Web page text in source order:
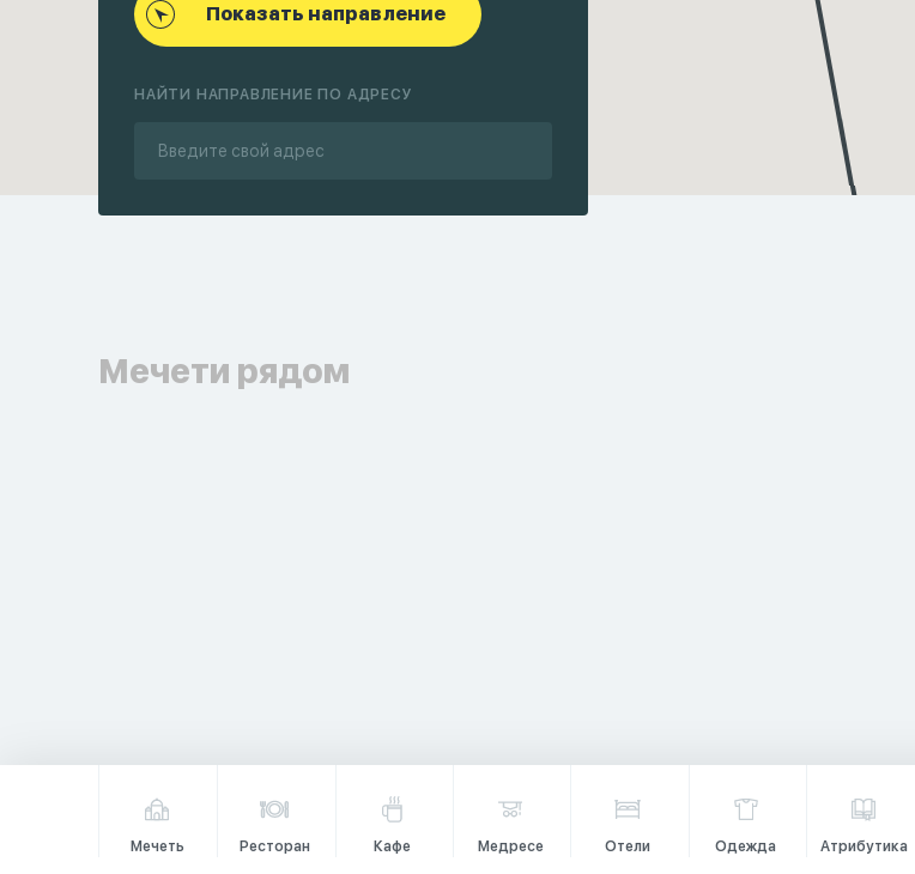
Показать направление
НАЙТИ НАПРАВЛЕНИЕ ПО АДРЕСУ
Мечети рядом
Мечеть Ресторан Кафе Медресе Отели Одежда Атрибутика